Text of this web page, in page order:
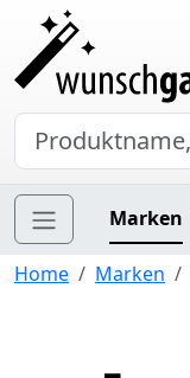
Marken
Home Marken